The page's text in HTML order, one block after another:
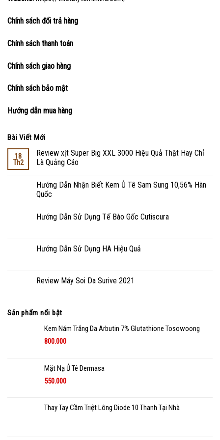
Chính sách đổi trả hàng
Chính sách thanh toán
Chính sách giao hàng
Chính sách bảo mật
Hướng dẫn mua hàng
Bài Viết Mới
18
Th2
Review xịt Super Big XXL 3000 Hiệu Quả Thật Hay Chỉ
Là Quảng Cáo
Hướng Dẫn Nhận Biết Kem Ủ Tê Sam Sung 10,56% Hàn
Quốc
Hướng Dẫn Sử Dụng Tế Bào Gốc Cutiscura
Hướng Dẫn Sử Dụng HA Hiệu Quả
Review Máy Soi Da Surive 2021
Sản phẩm nổi bật
Kem Nám Trắng Da Arbutin 7% Glutathione Tosowoong
800.000
Mặt Nạ Ủ Tê Dermasa
550.000
Thay Tay Cầm Triệt Lông Diode 10 Thanh Tại Nhà